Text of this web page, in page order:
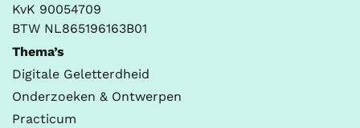
KvK 90054709
BTW NL865196163B01
Thema’s
Digitale Geletterdheid
Onderzoeken & Ontwerpen
Practicum